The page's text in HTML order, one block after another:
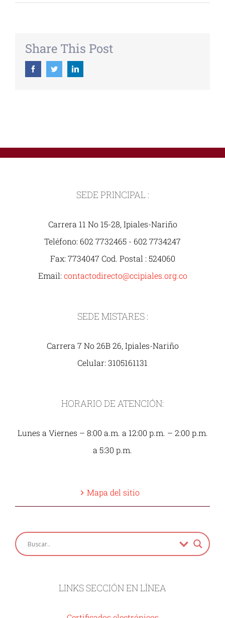
Share This Post
FacebookTwitterLinkedin
SEDE PRINCIPAL :
Carrera 11 No 15-28, Ipiales-Nariño
Teléfono: 602 7732465 - 602 7734247
Fax: 7734047 Cod. Postal : 524060
Email: contactodirecto@ccipiales.org.co
SEDE MISTARES :
Carrera 7 No 26B 26, Ipiales-Nariño
Celular: 3105161131
HORARIO DE ATENCIÓN:
Lunes a Viernes – 8:00 a.m. a 12:00 p.m. – 2:00 p.m.
a 5:30 p.m.
Mapa del sitio
LINKS SECCIÓN EN LÍNEA